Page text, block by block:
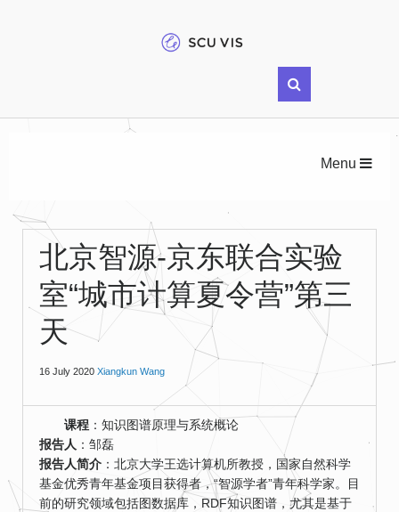
Menu
北京智源-京东联合实验
室“城市计算夏令营”第三
天
16 July 2020 Xiangkun Wang
课程 ：知识图谱原理与系统概论
报告人 ：邹磊
报告人简介 ：北京大学王选计算机所教授，国家自然科学
基金优秀青年基金项目获得者，“智源学者”青年科学家。目
前的研究领域包括图数据库，RDF知识图谱，尤其是基于